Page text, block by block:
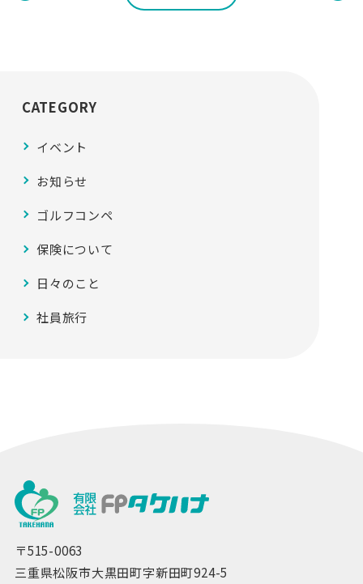
CATEGORY
イベント
お知らせ
ゴルフコンペ
保険について
日々のこと
社員旅行
〒515-0063
三重県松阪市大黒田町字新田町924-5